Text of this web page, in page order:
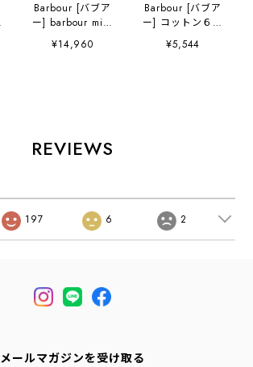
Barbour [バブア
ー] barbour mini
mya tote bag
[lba0523] バブア
綿・MEN'S /
LADY'S [2026SS]
¥14,960
Barbour [バブア
ー] コットン６パ
ネル キャップ
[MHA0274] キャ
¥5,544
REVIEWS
197 6 2
メールマガジンを受け取る